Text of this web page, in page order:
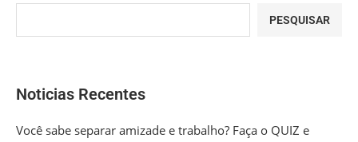
PESQUISAR
Noticias Recentes
Você sabe separar amizade e trabalho? Faça o QUIZ e